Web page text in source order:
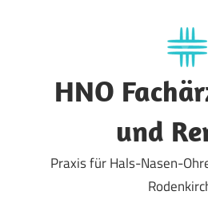
HNO
und
Praxis für Hals-Nasen-